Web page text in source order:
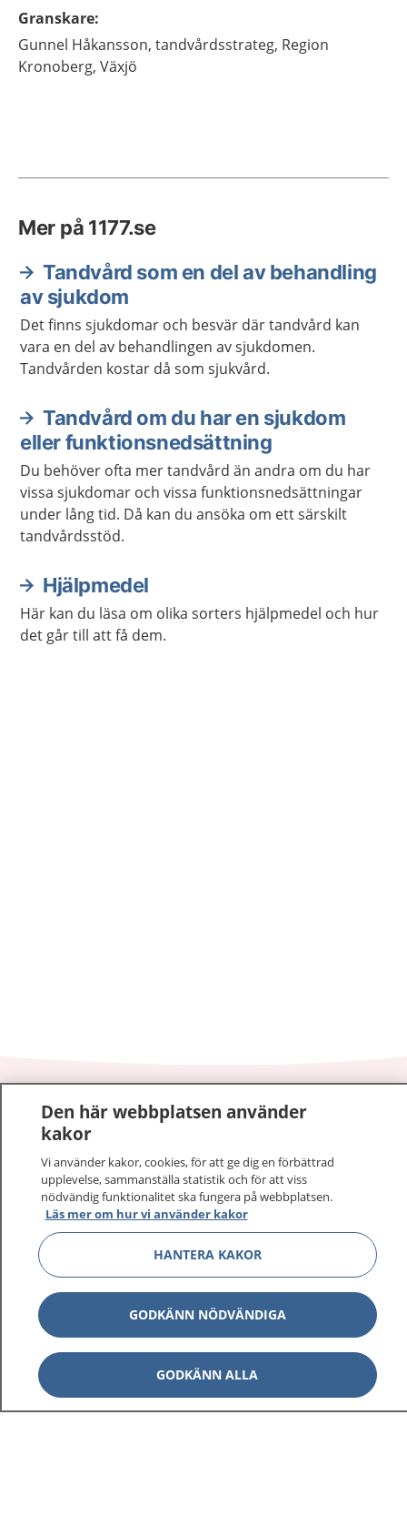
Granskare:
Gunnel Håkansson, tandvårdsstrateg, Region
Kronoberg, Växjö
Mer på 1177.se
Tandvård som en del av behandling
av sjukdom
Det finns sjukdomar och besvär där tandvård kan
vara en del av behandlingen av sjukdomen.
Tandvården kostar då som sjukvård.
Tandvård om du har en sjukdom
eller funktionsnedsättning
Du behöver ofta mer tandvård än andra om du har
vissa sjukdomar och vissa funktionsnedsättningar
under lång tid. Då kan du ansöka om ett särskilt
tandvårdsstöd.
Hjälpmedel
Här kan du läsa om olika sorters hjälpmedel och hur
det går till att få dem.
1177–tryggt om din hälsa och vård
sjukdomar och vilka mottagningar du kan kontakta.
Logga in för att läsa din journal och göra dina
vårdärenden. Ring telefonnummer 1177 för
sjukvårdsrådgivning dygnet runt.
1177 ger dig råd när du vill må bättre.
1177 på flera språk Visa
Den här webbplatsen använder
kakor
Vi använder kakor, cookies, för att ge dig en förbättrad
upplevelse, sammanställa statistik och för att viss
nödvändig funktionalitet ska fungera på webbplatsen.
Läs mer om hur vi använder kakor
HANTERA KAKOR
GODKÄNN NÖDVÄNDIGA
GODKÄNN ALLA